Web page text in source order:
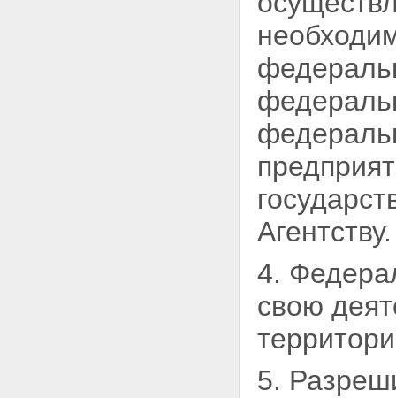
Агентству.
4.
свою
5.